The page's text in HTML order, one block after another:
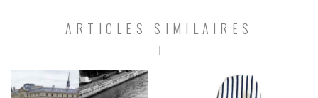
ARTICLES SIMILAIRES